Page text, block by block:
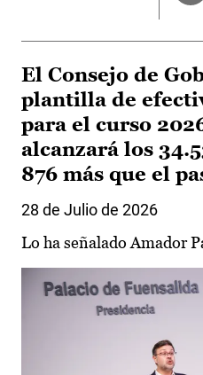
El Consejo de
plantilla de
para el curso
alcanzará los
876 más que el
28 de Julio de 2026
Lo ha señalado Amador